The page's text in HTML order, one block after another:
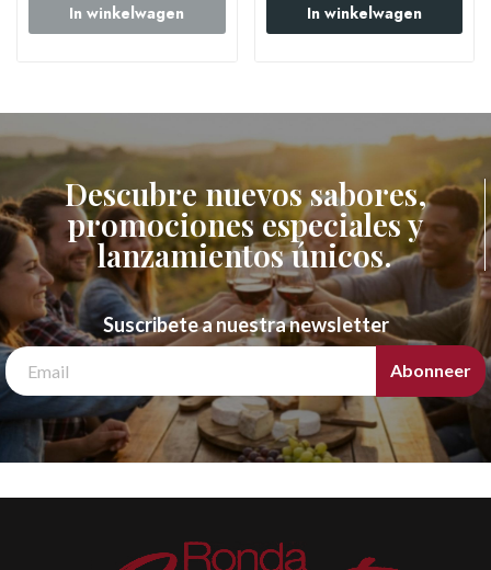
In winkelwagen In winkelwagen
Descubre nuevos sabores,
promociones especiales y
lanzamientos únicos.
Suscribete a nuestra newsletter
Abonneer